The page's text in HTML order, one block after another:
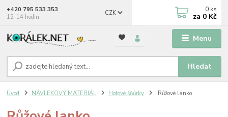
Menu
CZK
Hledat
+420 795 533 353
12-14 hodin
0 ks
za 0 Kč
Úvod NÁVLEKOVÝ MATERIÁL Hotové šňůrky Růžové lanko